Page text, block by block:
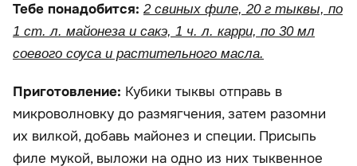
Тебе понадобится: 2 свиных филе, 20 г тыквы, по
1 ст. л. майонеза и сакэ, 1 ч. л. карри, по 30 мл
соевого соуса и растительного масла.
Приготовление: Кубики тыквы отправь в
микроволновку до размягчения, затем разомни
их вилкой, добавь майонез и специи. Присыпь
филе мукой, выложи на одно из них тыквенное